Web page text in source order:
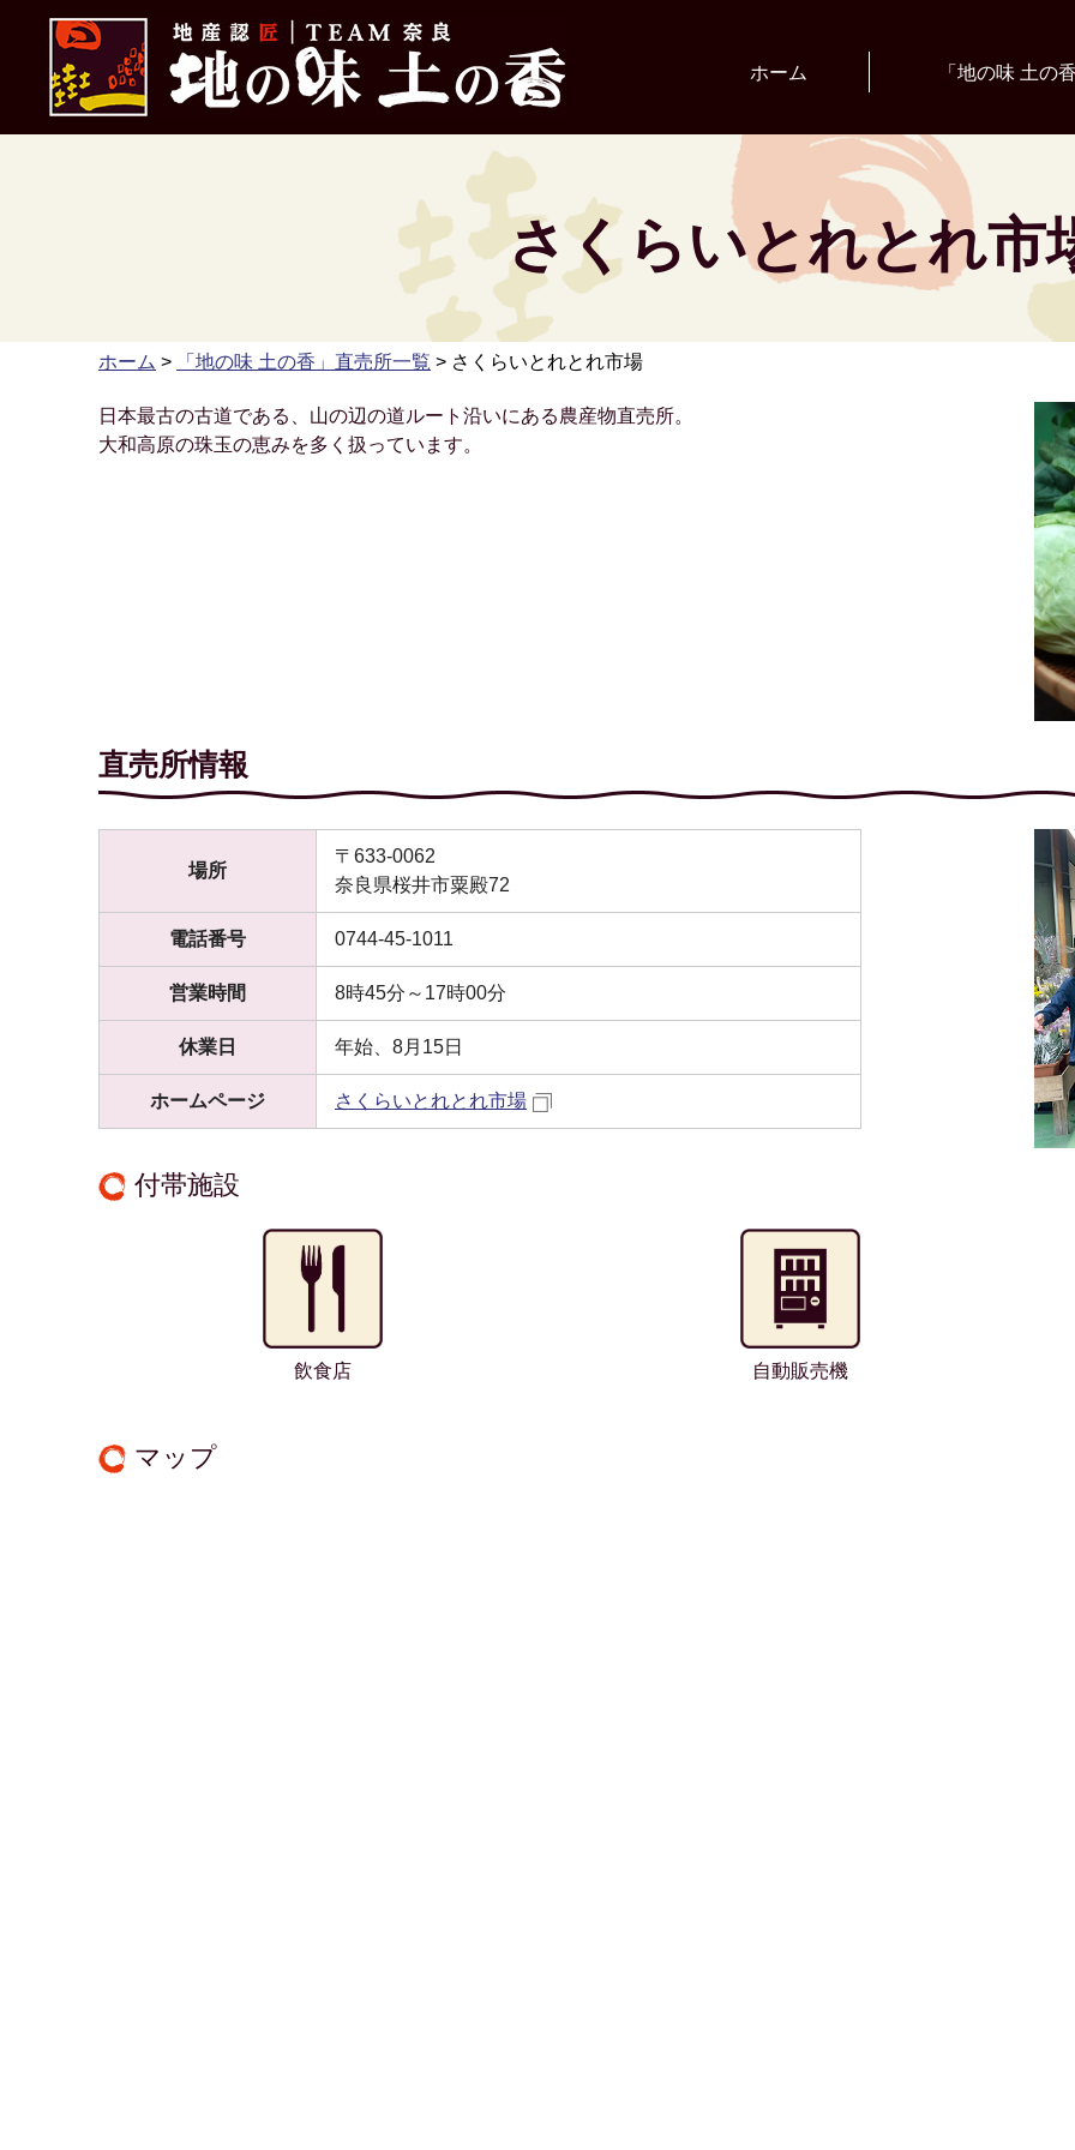
地産認匠 TEAM奈良 地の味 土の香
ホーム 「地の味 土の
さくらいとれとれ市
ホーム > 「地の味 土の香」直売所一覧 > さくらいとれとれ市場
日本最古の古道である、山の辺の道ルート沿いにある農産物直売所。
大和高原の珠玉の恵みを多く扱っています。
直売所情報
場所
〒633-0062
奈良県桜井市粟殿72
電話番号 0744-45-1011
営業時間 8時45分～17時00分
休業日 年始、8月15日
ホームページ さくらいとれとれ市場
付帯施設
飲食店 自動販売機
マップ